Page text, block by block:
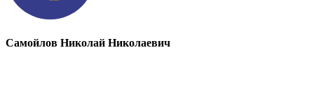
Самойлов Николай Николаевич